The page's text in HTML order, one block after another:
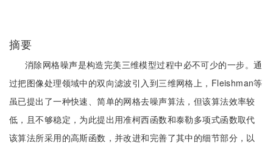
摘要
消除网格噪声是构造完美三维模型过程中必不可少的一步。通
过把图像处理领域中的双向滤波引入到三维网格上，Fleishman等
虽已提出了一种快速、简单的网格去噪声算法，但该算法效率较
低，且不够稳定，为此提出用准柯西函数和泰勒多项式函数取代
该算法所采用的高斯函数，并改进和完善了其中的细节部分，以